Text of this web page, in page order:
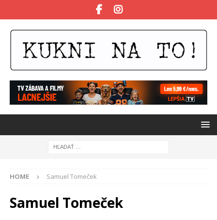
HOME Samuel Tomeček
Samuel Tomeček